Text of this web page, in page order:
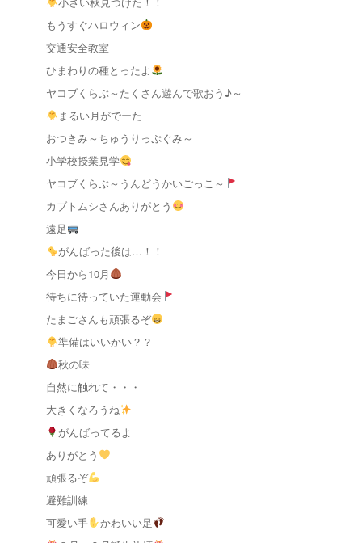
もうすぐハロウィン
交通安全教室
ひまわりの種とったよ
ヤコブくらぶ～たくさん遊んで歌おう♪～
まるい月がでーた
おつきみ～ちゅうりっぷぐみ～
小学校授業見学
ヤコブくらぶ～うんどうかいごっこ～
カブトムシさんありがとう
遠足
がんばった後は…！！
今日から10月
待ちに待っていた運動会
たまごさんも頑張るぞ
準備はいいかい？？
秋の味
自然に触れて・・・
大きくなろうね
がんばってるよ
ありがとう
頑張るぞ
避難訓練
可愛い手
かわいい足